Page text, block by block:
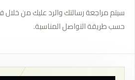
حسب طريقة التواصل المناسبة.